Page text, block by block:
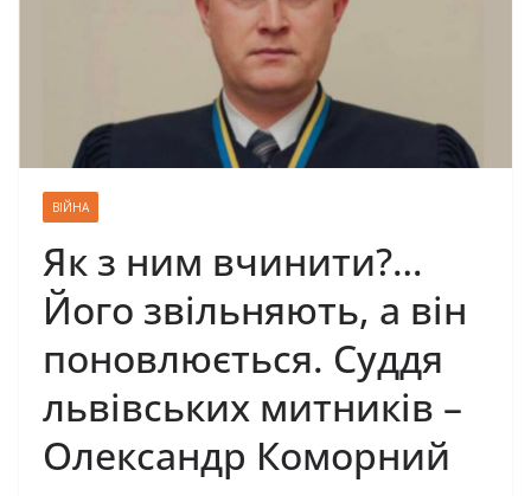
ВІЙНА
Як з ним вчинити?…
Його звільняють, а він
поновлюється. Суддя
львівських митників –
Олександр Коморний